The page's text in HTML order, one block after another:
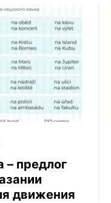
– предлог
движения